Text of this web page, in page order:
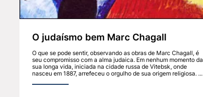
O judaísmo bem Marc Chagall
O que se pode sentir, observando as obras de Marc Chagall, é
seu compromisso com a alma judaica. Em nenhum momento da
sua longa vida, iniciada na cidade russa de Vitebsk, onde
nasceu em 1887, arrefeceu o orgulho de sua origem religiosa. ...